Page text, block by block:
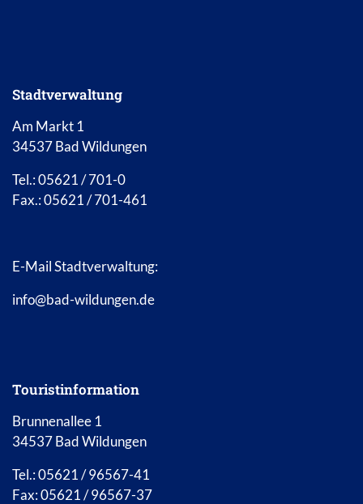
Stadtverwaltung
Am Markt 1
34537 Bad Wildungen
Tel.: 05621 / 701-0
Fax.: 05621 / 701-461
E-Mail Stadtverwaltung:
info@bad-wildungen.de
Touristinformation
Brunnenallee 1
34537 Bad Wildungen
Tel.: 05621 / 96567-41
Fax: 05621 / 96567-37